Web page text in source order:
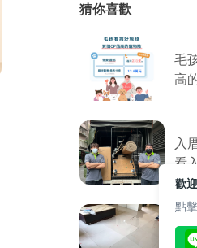
猜你喜歡
毛
高
入
看
磁
歡
點